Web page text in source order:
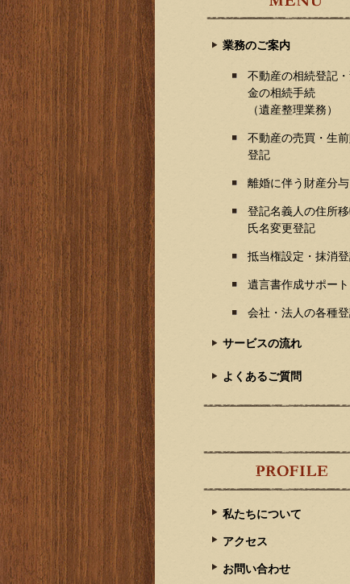
業務のご案内
不動産の相続登記
金の相続手
（遺産整理業務）
不動産の売買・生
登記
離婚に伴う財産分与
登記名義人の住所移
氏名変更登記
抵当権設定・抹消
遺言書作成サポート
会社・法人の各種
サービスの流れ
よくあるご質問
私たちについて
アクセス
お問い合わせ